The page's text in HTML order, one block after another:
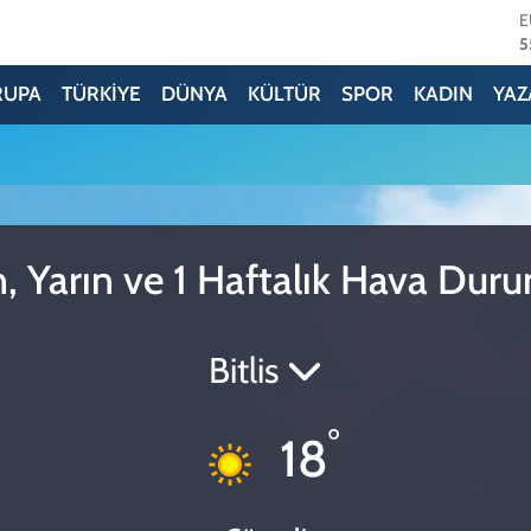
TÜRKİYE DÜNYA KÜLTÜR SPOR KADIN
Yarın ve 1 Haftalık Hava
Bitlis
18°